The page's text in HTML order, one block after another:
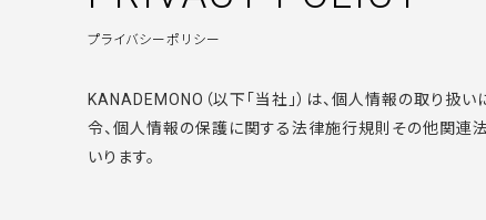
プライバシーポリシー
KANADEMONO（以下「当社」）は、個人情報の取り扱
令、個人情報の保護に関する法律施行規則その他関連
いります。